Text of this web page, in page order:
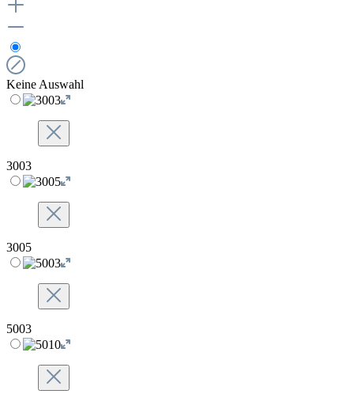
Keine Auswahl
3003
3005
5003